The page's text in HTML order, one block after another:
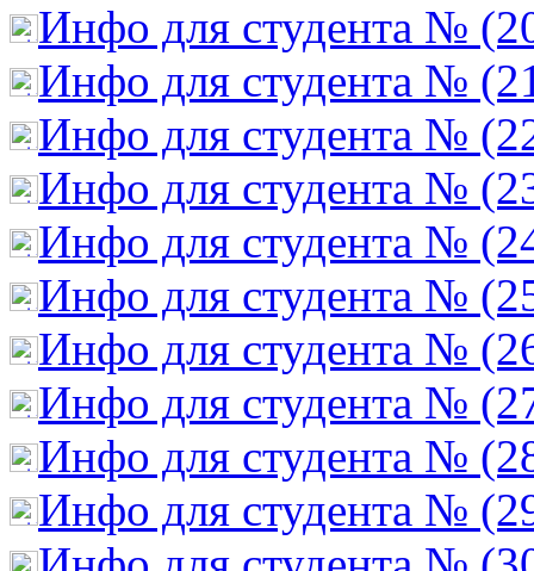
Инфо для студента №
Инфо для студента №
Инфо для студента №
Инфо для студента №
Инфо для студента №
Инфо для студента №
Инфо для студента №
Инфо для студента №
Инфо для студента №
Инфо для студента №